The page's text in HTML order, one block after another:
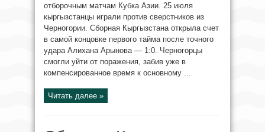
отборочным матчам Кубка Азии. 25 июля
кыргызстанцы играли против сверстников из
Черногории. Сборная Кыргызстана открыла счет
в самой концовке первого тайма после точного
удара Алихана Арынова — 1:0. Черногорцы
смогли уйти от поражения, забив уже в
компенсированное время к основному ...
Читать далее »